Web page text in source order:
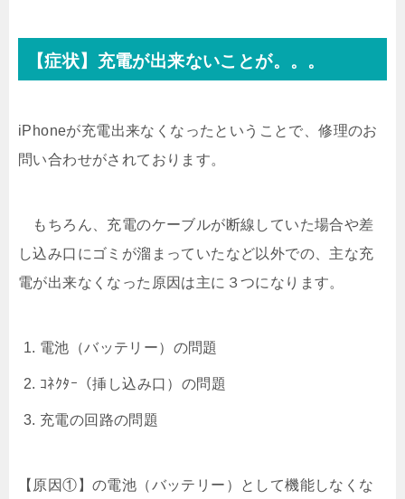
【症状】充電が出来ないことが。。。
iPhoneが充電出来なくなったということで、修理のお
問い合わせがされております。
もちろん、充電のケーブルが断線していた場合や差
し込み口にゴミが溜まっていたなど以外での、主な充
電が出来なくなった原因は主に３つになります。
電池（バッテリー）の問題
ｺﾈｸﾀｰ（挿し込み口）の問題
充電の回路の問題
【原因①】の電池（バッテリー）として機能しなくな